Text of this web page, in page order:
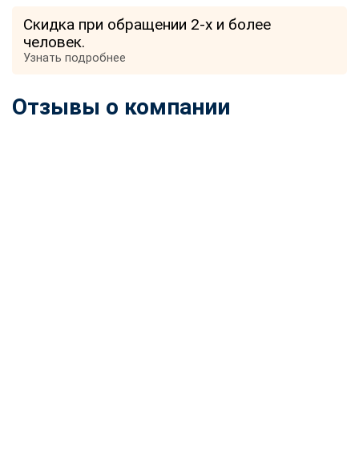
Скидка при обращении 2-х и более
человек.
Узнать подробнее
Отзывы о компании